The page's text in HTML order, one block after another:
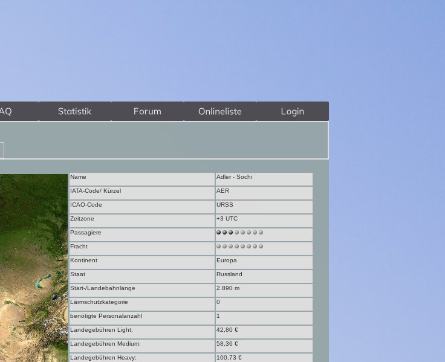
Name Adler - Sochi
IATA-Code/ Kürzel AER
ICAO-Code URSS
Zeitzone +3 UTC
Passagiere
Fracht
Kontinent Europa
Staat Russland
Start-/Landebahnlänge 2.890 m
Lärmschutzkategorie 0
benötigte Personalanzahl 1
Landegebühren Light: 42,80 €
Landegebühren Medium: 58,36 €
Landegebühren Heavy: 100,73 €